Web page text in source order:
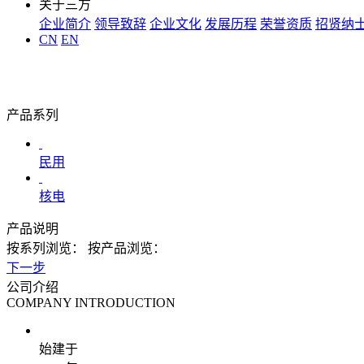
关于三方
企业简介 领导致辞 企业文化 发展历程 荣誉资质 招贤纳
CN EN
产品系列
民用
核电
产品说明
按系列浏览：
按产品浏览：
下一步
公司介绍
COMPANY INTRODUCTION
始建于